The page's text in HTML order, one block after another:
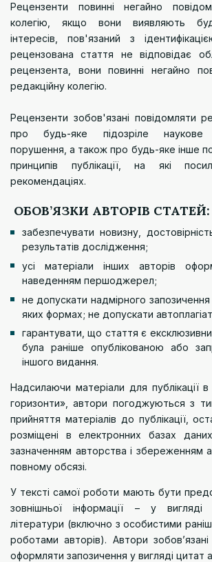
Рецензенти повинні негайно
колегію, якщо вони виявляють
інтересів, пов'язаний з
рецензована стаття не відповідає
рецензента, вони повинні негайно
редакційну колегію.
Рецензенти зобов'язані повідомляти
про будь-яке підозріле наукове
порушення, а також про будь-яке інше
принципів публікації, на які
рекомендаціях.
ОБОВ’ЯЗКИ АВТОРІВ СТАТЕЙ:
забезпечувати новизну,
результатів дослідження;
усі матеріали інших авторів
наведенням першоджерел;
не допускати надмірного запозичення
яких формах; не допускати
гарантувати, що стаття є
була раніше опублікованою або
іншого видання.
Надсилаючи матеріали для публікації в
горизонти», автори погоджуються з
прийняття матеріалів до публікації,
розміщені в електронних базах
зазначенням авторства і збереженням
повному обсязі.
У тексті самої роботи мають бути
зовнішньої інформації – у вигляді
літератури (включно з особистими
роботами авторів). Автори
оформляти запозичення у вигляді цитат